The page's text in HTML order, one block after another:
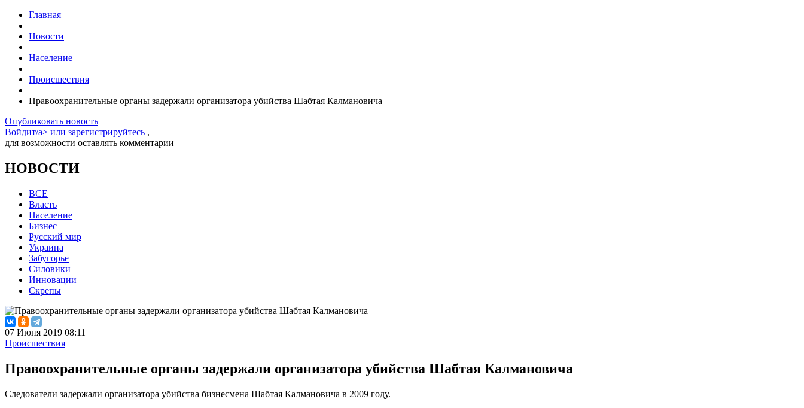
Главная
Новости
Население
Происшествия
Правоохранительные органы задержали организатора убийства Шабтая Калмановича
Опубликовать новость
Войдит/a> или зарегистрируйтесь ,
для возможности оставлять комментарии
НОВОСТИ
ВСЕ
Власть
Население
Бизнес
Русский мир
Украина
Забугорье
Силовики
Инновации
Скрепы
07 Июня 2019 08:11
Происшествия
Правоохранительные органы задержали организатора убийства Шабтая Калмановича
Следователи задержали организатора убийства бизнесмена Шабтая Калмановича в 2009 году.